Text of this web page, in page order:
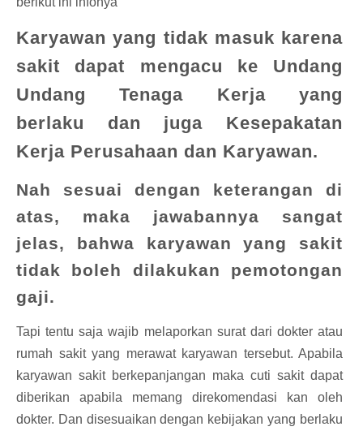
Karyawan yang tidak masuk karena
sakit dapat mengacu ke Undang
Undang Tenaga Kerja yang
berlaku dan juga Kesepakatan
Kerja Perusahaan dan Karyawan.
Nah sesuai dengan keterangan di
atas, maka jawabannya sangat
jelas, bahwa karyawan yang sakit
tidak boleh dilakukan pemotongan
gaji.
Tapi tentu saja wajib melaporkan surat dari dokter atau
rumah sakit yang merawat karyawan tersebut. Apabila
karyawan sakit berkepanjangan maka cuti sakit dapat
diberikan apabila memang direkomendasi kan oleh
dokter. Dan disesuaikan dengan kebijakan yang berlaku